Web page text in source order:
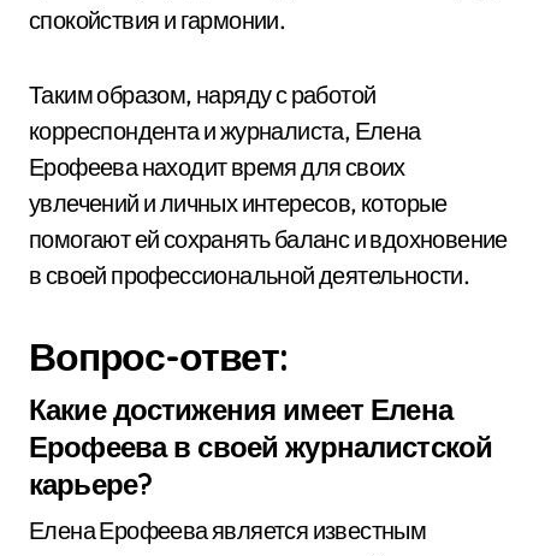
спокойствия и гармонии.
Таким образом, наряду с работой
корреспондента и журналиста, Елена
Ерофеева находит время для своих
увлечений и личных интересов, которые
помогают ей сохранять баланс и вдохновение
в своей профессиональной деятельности.
Вопрос-ответ:
Какие достижения имеет Елена
Ерофеева в своей журналистской
карьере?
Елена Ерофеева является известным